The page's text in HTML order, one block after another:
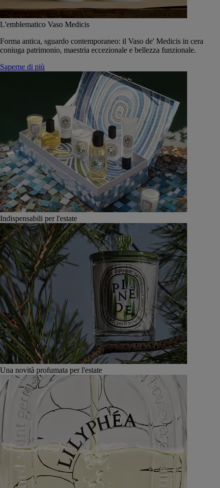
L'emblematico Vaso Medicis
Forma antica, sguardo contemporaneo: il Vaso de' Medicis in cera
coniuga patrimonio, maestria eccezionale e bellezza funzionale.
Saperne di più
Indispensabili per l'estate
Una novità profumata per l'estate